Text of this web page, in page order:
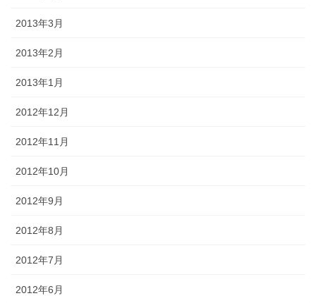
2013年3月
2013年2月
2013年1月
2012年12月
2012年11月
2012年10月
2012年9月
2012年8月
2012年7月
2012年6月